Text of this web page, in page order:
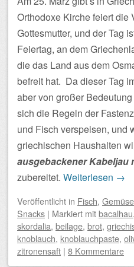
Orthodoxe Kirche feiert die
Gottesmutter, und der Tag
Feiertag, an dem
die das Land aus dem
befreit hat. Da dieser Tag
aber von großer
sich die Regeln der
und Fisch verspeisen, und
griechischen Haushalten
ausgebackener Kabeljau
zubereitet. Weiterlesen →
Veröffentlicht in Fisch, Gemüse
Snacks | Markiert mitbacalhau,
skordalia, beilage, brot,
knoblauch, knoblauchpaste,
zitronensaft | 8 Kommentare